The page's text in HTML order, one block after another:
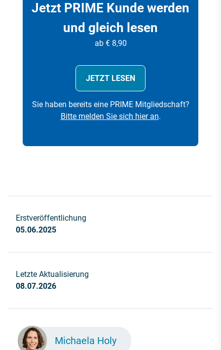
Jetzt PRIME Kunde werden
und gleich lesen
ab € 8,90
JETZT LESEN
Sie haben bereits eine PRIME Mitgliedschaft?
Bitte melden Sie sich hier an.
Erstveröffentlichung
05.06.2025
Letzte Aktualisierung
08.07.2026
Michaela Holy